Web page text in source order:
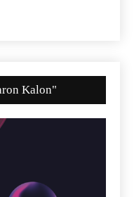
Kalon"